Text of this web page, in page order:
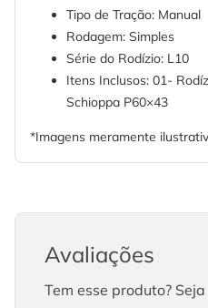
Tipo de Tração: Manual
Rodagem: Simples
Série do Rodízio: L10
Itens Inclusos: 01-
Schioppa P60×43
*Imagens meramente
Avaliações
Tem esse produto?